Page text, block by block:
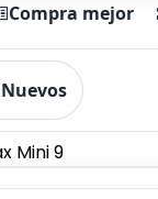
Compra mejor
Nuevos
Mini 9